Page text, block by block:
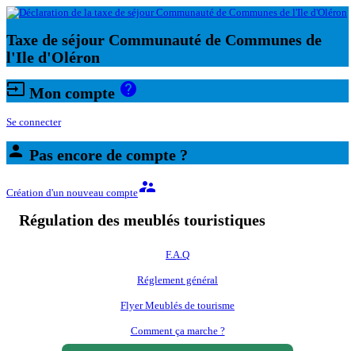
Taxe de séjour Communauté de Communes de
l'Ile d'Oléron
input Mon compte help
Se connecter
person Pas encore de compte ?
Création d'un nouveau comptesupervisor_account
Régulation des meublés touristiques
F.A.Q
Réglement général
Flyer Meublés de tourisme
Comment ça marche ?